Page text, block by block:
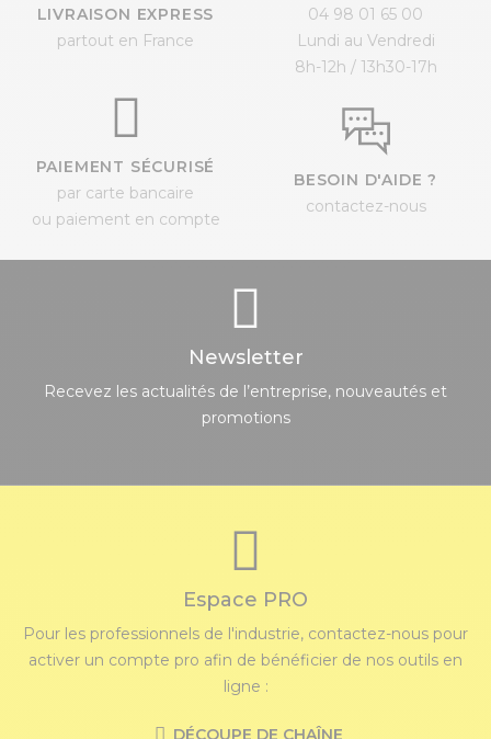
LIVRAISON EXPRESS
partout en France
04 98 01 65 00
Lundi au Vendredi
8h-12h / 13h30-17h
PAIEMENT SÉCURISÉ
par carte bancaire
ou paiement en compte
BESOIN D'AIDE ?
contactez-nous
Newsletter
Recevez les actualités de l’entreprise, nouveautés et
promotions
Espace PRO
Pour les professionnels de l'industrie, contactez-nous pour
activer un compte pro afin de bénéficier de nos outils en
ligne :
DÉCOUPE DE CHAÎNE